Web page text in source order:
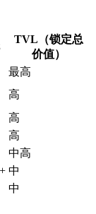
TVL（锁定总
价值）
最高
高
高
高
中高
中
中